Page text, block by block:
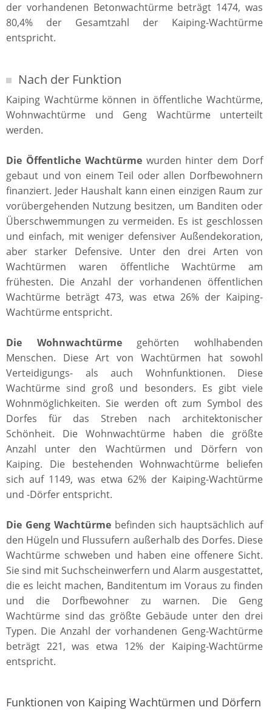
der vorhandenen Betonwachtürme beträgt 1474, was
80,4% der Gesamtzahl der Kaiping-Wachtürme
entspricht.
Nach der Funktion
Kaiping Wachtürme können in öffentliche Wachtürme,
Wohnwachtürme und Geng Wachtürme unterteilt
werden.
Die Öffentliche Wachtürmewurden hinter dem Dorf
gebaut und von einem Teil oder allen Dorfbewohnern
finanziert. Jeder Haushalt kann einen einzigen Raum zur
vorübergehenden Nutzung besitzen, um Banditen oder
Überschwemmungen zu vermeiden. Es ist geschlossen
und einfach, mit weniger defensiver Außendekoration,
aber starker Defensive. Unter den drei Arten von
Wachtürmen waren öffentliche Wachtürme am
frühesten. Die Anzahl der vorhandenen öffentlichen
Wachtürme beträgt 473, was etwa 26% der Kaiping-
Wachtürme entspricht.
Die Wohnwachtürmegehörten wohlhabenden
Menschen. Diese Art von Wachtürmen hat sowohl
Verteidigungs- als auch Wohnfunktionen. Diese
Wachtürme sind groß und besonders. Es gibt viele
Wohnmöglichkeiten. Sie werden oft zum Symbol des
Dorfes für das Streben nach architektonischer
Schönheit. Die Wohnwachtürme haben die größte
Anzahl unter den Wachtürmen und Dörfern von
Kaiping. Die bestehenden Wohnwachtürme beliefen
sich auf 1149, was etwa 62% der Kaiping-Wachtürme
und -Dörfer entspricht.
Die Geng Wachtürmebefinden sich hauptsächlich auf
den Hügeln und Flussufern außerhalb des Dorfes. Diese
Wachtürme schweben und haben eine offenere Sicht.
Sie sind mit Suchscheinwerfern und Alarm ausgestattet,
die es leicht machen, Banditentum im Voraus zu finden
und die Dorfbewohner zu warnen. Die Geng
Wachtürme sind das größte Gebäude unter den drei
Typen. Die Anzahl der vorhandenen Geng-Wachtürme
beträgt 221, was etwa 12% der Kaiping-Wachtürme
entspricht.
Funktionen von Kaiping Wachtürmen und Dörfern